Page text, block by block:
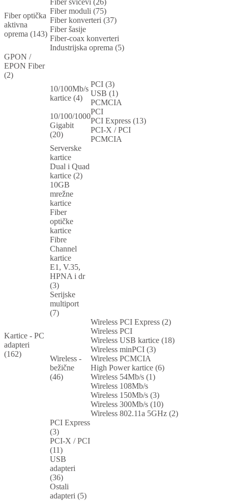
Fiber optička
aktivna
oprema (143)
Fiber svičevi (26)
Fiber moduli (75)
Fiber konverteri (37)
Fiber šasije
Fiber-coax konverteri
Industrijska oprema (5)
GPON /
EPON Fiber
(2)
Kartice - PC
adapteri
(162)
10/100Mb/s
kartice (4)
PCI (3)
USB (1)
PCMCIA
10/100/1000
Gigabit
(20)
PCI
PCI Express (13)
PCI-X / PCI
PCMCIA
Serverske
kartice
Dual i Quad
kartice (2)
10GB
mrežne
kartice
Fiber
optičke
kartice
Fibre
Channel
kartice
E1, V.35,
HPNA i dr
(3)
Serijske
multiport
(7)
Wireless -
bežične
(46)
Wireless PCI Express (2)
Wireless PCI
Wireless USB kartice (18)
Wireless minPCI (3)
Wireless PCMCIA
High Power kartice (6)
Wireless 54Mb/s (1)
Wireless 108Mb/s
Wireless 150Mb/s (3)
Wireless 300Mb/s (10)
Wireless 802.11a 5GHz (2)
PCI Express
(3)
PCI-X / PCI
(11)
USB
adapteri
(36)
Ostali
adapteri (5)